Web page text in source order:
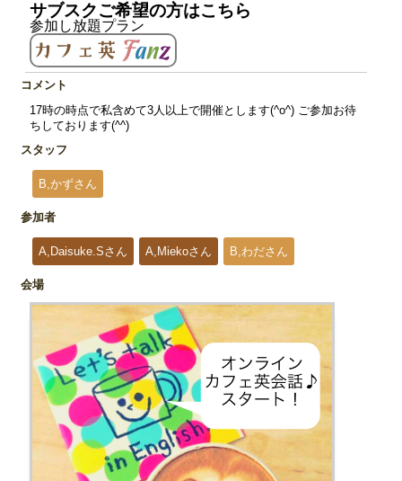
サブスクご希望の方はこちら
参加し放題プラン
コメント
17時の時点で私含めて3人以上で開催とします(^o^) ご参加お待
ちしております(^^)
スタッフ
B,かずさん
参加者
A,Daisuke.Sさん A,Miekoさん B,わださん
会場